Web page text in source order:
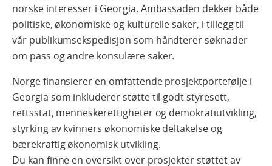
norske interesser i Georgia. Ambassaden dekker både
politiske, økonomiske og kulturelle saker, i tillegg til
vår publikumsekspedisjon som håndterer søknader
om pass og andre konsulære saker.
Norge finansierer en omfattende prosjektportefølje i
Georgia som inkluderer støtte til godt styresett,
rettsstat, menneskerettigheter og demokratiutvikling,
styrking av kvinners økonomiske deltakelse og
bærekraftig økonomisk utvikling.
Du kan finne en oversikt over prosjekter støttet av